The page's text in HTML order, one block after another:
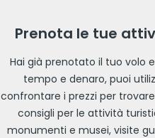
Prenota le tue
Hai già prenotato il tuo volo
tempo e denaro, puoi
confrontare i prezzi per
consigli per le attività
monumenti e musei, visite